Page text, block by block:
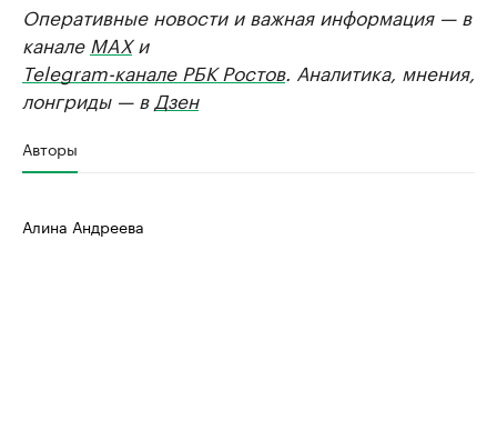
Оперативные новости и важная информация — в
канале MAXи
Telegram-канале РБК Ростов. Аналитика, мнения,
лонгриды — в Дзен
Авторы
Алина Андреева